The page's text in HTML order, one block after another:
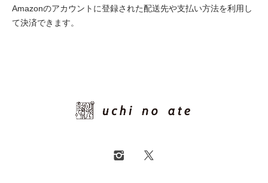
Amazonのアカウントに登録された配送先や支払い方法を利用し
て決済できます。